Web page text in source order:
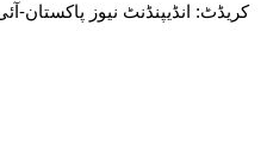
کریڈٹ: انڈیپنڈنٹ نیوز پاکستان-